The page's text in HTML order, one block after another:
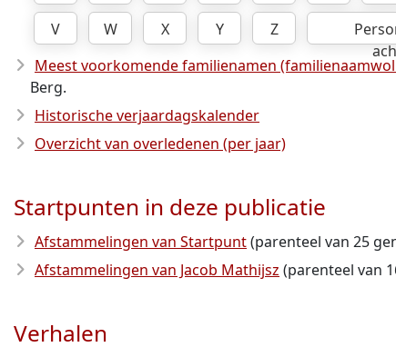
V
W X Y Z
Meest voorkomende familienamen
Berg.
Historische verjaardagskalender
Overzicht van overledenen (per jaar)
Startpunten in deze publicatie
Afstammelingen van Startpunt(parenteel van 25
Afstammelingen van Jacob Mathijsz (parenteel van
Verhalen